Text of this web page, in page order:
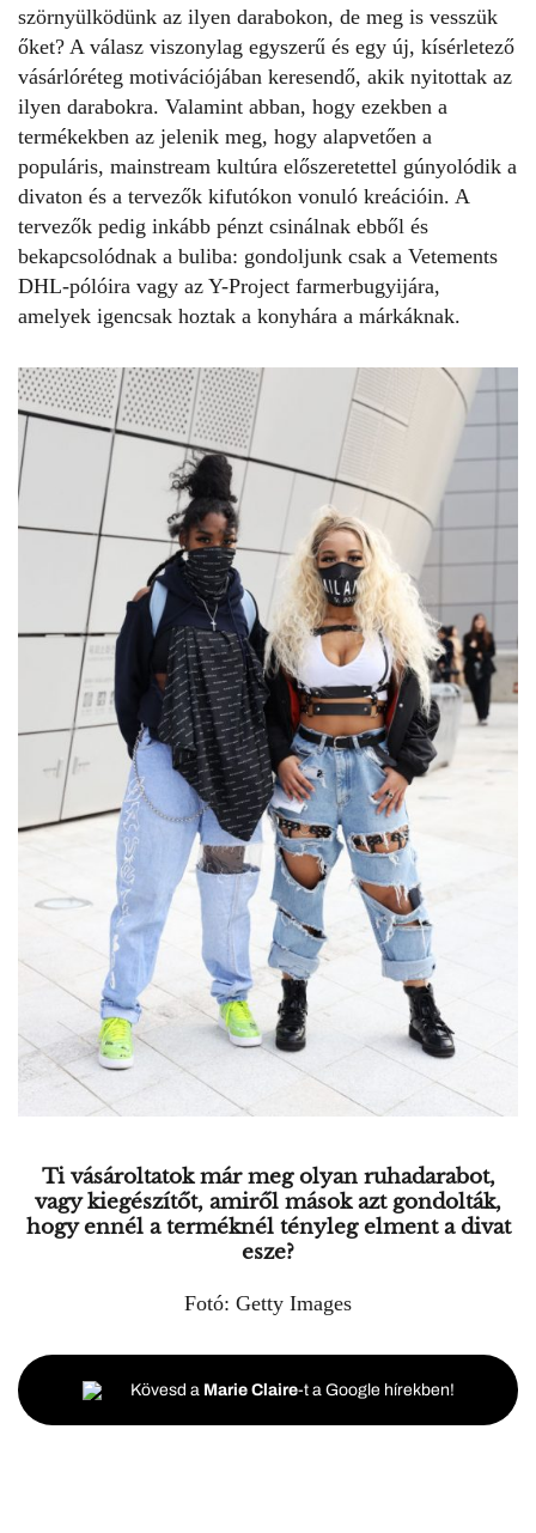
szörnyülködünk az ilyen darabokon, de meg is vesszük
őket? A válasz viszonylag egyszerű és egy új, kísérletező
vásárlóréteg motivációjában keresendő, akik nyitottak az
ilyen darabokra. Valamint abban, hogy ezekben a
termékekben az jelenik meg, hogy alapvetően a
populáris, mainstream kultúra előszeretettel gúnyolódik a
divaton és a tervezők kifutókon vonuló kreációin. A
tervezők pedig inkább pénzt csinálnak ebből és
bekapcsolódnak a buliba: gondoljunk csak a Vetements
DHL-pólóira vagy az Y-Project farmerbugyijára,
amelyek igencsak hoztak a konyhára a márkáknak.
Ti vásároltatok már meg olyan ruhadarabot,
vagy kiegészítőt, amiről mások azt gondolták,
hogy ennél a terméknél tényleg elment a divat
esze?
Fotó: Getty Images
Kövesd a Marie Claire-t a Google hírekben!